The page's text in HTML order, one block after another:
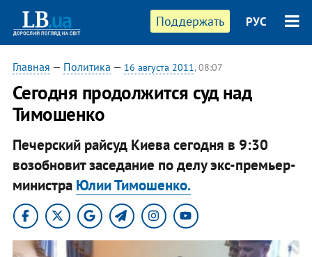
Поддержать РУС
Главная — Политика — 16 августа 2011, 08:07
Сегодня продолжится суд над
Тимошенко
Печерский райсуд Киева сегодня в 9:30
возобновит заседание по делу экс-премьер-
министра Юлии Тимошенко.